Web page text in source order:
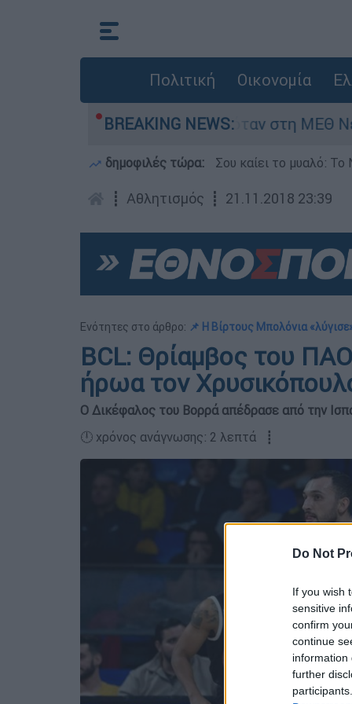
Do Not
If you wish
sensitive
confirm
continue
information
further
Πολιτική Οικονομία
BREAKING NEWS:
8 ημερών - Νοσηλευόταν στη ΜΕΘ Νεογνών
δημοφιλές τώρα: Σου καίει το μυαλό:
┋ Αθλητισμός ┋ 21.11.2018 23:39
Ενότητες στο άρθρο: 📌 Η Βίρτους Μπολόνια
BCL: Θρίαμβος του
ήρωα τον
Ο Δικέφαλος του Βορρά απέδρασε από την
🕛 χρόνος ανάγνωσης: 2 λεπτά ┋